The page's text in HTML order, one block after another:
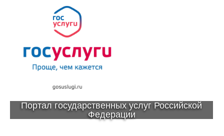
Портал государственных услуг Российской
Федерации